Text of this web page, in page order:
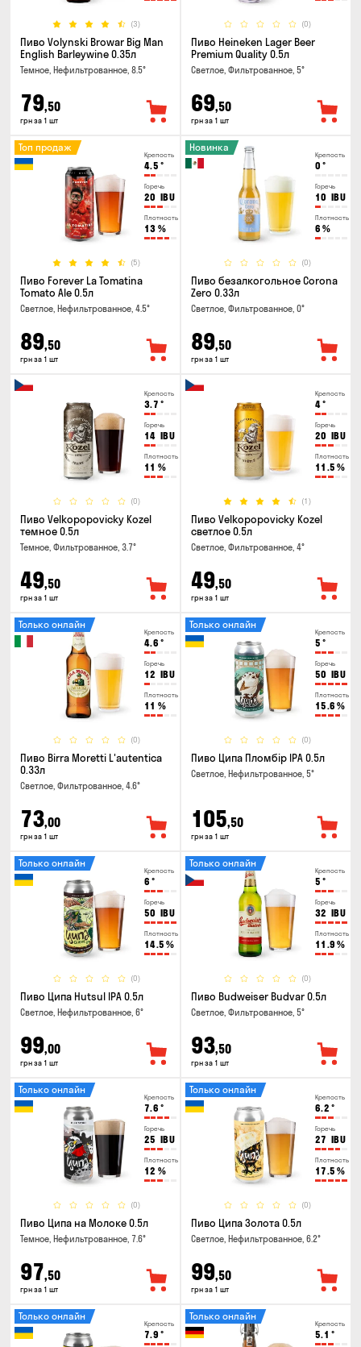
(3)
Пиво Volynski Browar Big Man
English Barleywine 0.35л
Темное, Нефильтрованное, 8.5°
79,50
грн за 1 шт
(0)
Пиво Heineken Lager Beer
Premium Quality 0.5л
Светлое, Фильтрованное, 5°
69,50
грн за 1 шт
Крепость
4.5 °
Горечь
20 IBU
Плотность
13 %
(5)
Топ продаж
Пиво Forever La Tomatina
Tomato Ale 0.5л
Светлое, Нефильтрованное, 4.5°
89,50
грн за 1 шт
Крепость
0 °
Горечь
10 IBU
Плотность
6 %
(0)
Новинка
Пиво безалкогольное Corona
Zero 0.33л
Светлое, Фильтрованное, 0°
89,50
грн за 1 шт
Крепость
3.7 °
Горечь
14 IBU
Плотность
11 %
(0)
Пиво Velkopopovicky Kozel
темное 0.5л
Темное, Фильтрованное, 3.7°
49,50
грн за 1 шт
Крепость
4°
Горечь
20 IBU
Плотность
11.5 %
(1)
Пиво Velkopopovicky Kozel
светлое 0.5л
Светлое, Фильтрованное, 4°
49,50
грн за 1 шт
Крепость
4.6 °
Горечь
12 IBU
Плотность
11 %
(0)
Только онлайн
Пиво Birra Moretti L'autentica
0.33л
Светлое, Фильтрованное, 4.6°
73,00
грн за 1 шт
Крепость
5 °
Горечь
50 IBU
Плотность
15.6 %
(0)
Только онлайн
Пиво Ципа Пломбір IPA 0.5л
Светлое, Нефильтрованное, 5°
105,50
грн за 1 шт
Крепость
6 °
Горечь
50 IBU
Плотность
14.5 %
(0)
Только онлайн
Пиво Ципа Hutsul IPA 0.5л
Светлое, Нефильтрованное, 6°
99,00
грн за 1 шт
Крепость
5 °
Горечь
32 IBU
Плотность
11.9 %
(0)
Только онлайн
Пиво Budweiser Budvar 0.5л
Светлое, Фильтрованное, 5°
93,50
грн за 1 шт
Крепость
7.6 °
Горечь
25 IBU
Плотность
12 %
(0)
Только онлайн
Пиво Ципа на Молоке 0.5л
Темное, Нефильтрованное, 7.6°
97,50
грн за 1 шт
Крепость
6.2 °
Горечь
27 IBU
Плотность
17.5 %
(0)
Только онлайн
Пиво Ципа Золота 0.5л
Светлое, Нефильтрованное, 6.2°
99,50
грн за 1 шт
Крепость
7.9 °
Только онлайн
Крепость
5.1 °
Только онлайн